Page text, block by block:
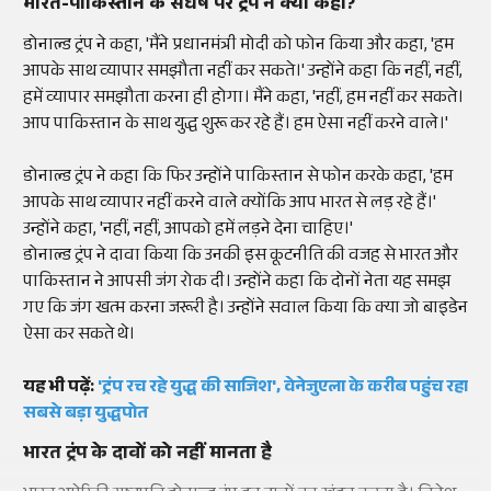
डोनाल्ड ट्रंप ने कहा, 'मैंने प्रधानमंत्री मोदी को फोन किया और कहा, 'हम
आपके साथ व्यापार समझौता नहीं कर सकते।' उन्होंने कहा कि नहीं, नहीं,
हमें व्यापार समझौता करना ही होगा। मैंने कहा, 'नहीं, हम नहीं कर सकते।
आप पाकिस्तान के साथ युद्ध शुरू कर रहे हैं। हम ऐसा नहीं करने वाले।'
डोनाल्ड ट्रंप ने कहा कि फिर उन्होंने पाकिस्तान से फोन करके कहा, 'हम
आपके साथ व्यापार नहीं करने वाले क्योंकि आप भारत से लड़ रहे हैं।'
उन्होंने कहा, 'नहीं, नहीं, आपको हमें लड़ने देना चाहिए।'
डोनाल्ड ट्रंप ने दावा किया कि उनकी इस कूटनीति की वजह से भारत और
पाकिस्तान ने आपसी जंग रोक दी। उन्होंने कहा कि दोनों नेता यह समझ
गए कि जंग खत्म करना जरूरी है। उन्होंने सवाल किया कि क्या जो बाइडेन
ऐसा कर सकते थे।
यह भी पढ़ें:'ट्रंप रच रहे युद्ध की साजिश', वेनेजुएला के करीब पहुंच रहा
सबसे बड़ा युद्धपोत
भारत ट्रंप के दावों को नहीं मानता है